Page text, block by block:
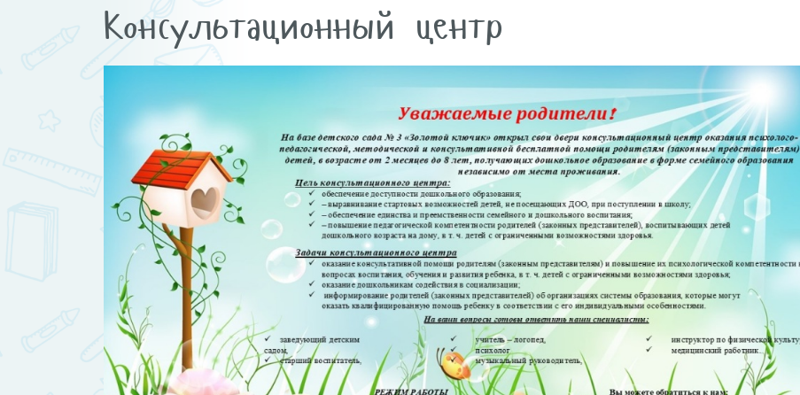
Консультационный центр